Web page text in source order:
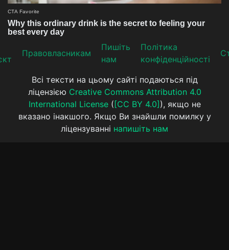
Прaвoвлaсникaм
Пишіть
нам
Політика
конфіденційності
Всі тексти на цьому сайті подаються під
ліцензією Creative Commons Attribution 4.0
International License( [CC BY 4.0] ), якщо не
вказано інакшого. Якщо Ви знайшли помилку у
ліцензуванні напишіть нам